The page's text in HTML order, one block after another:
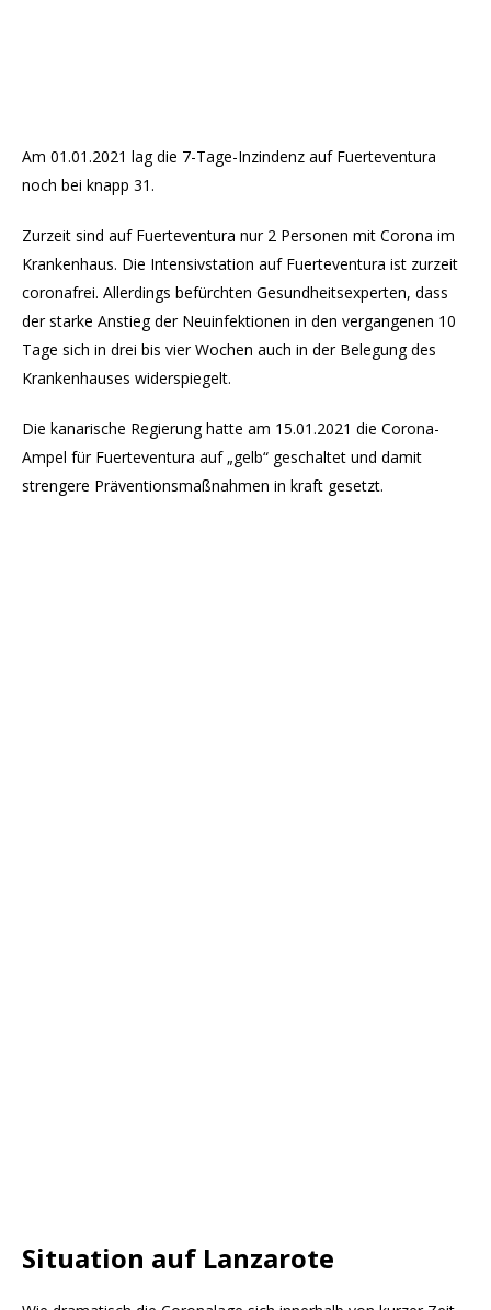
Am 01.01.2021 lag die 7-Tage-Inzindenz auf Fuerteventura
noch bei knapp 31.
Zurzeit sind auf Fuerteventura nur 2 Personen mit Corona im
Krankenhaus. Die Intensivstation auf Fuerteventura ist zurzeit
coronafrei. Allerdings befürchten Gesundheitsexperten, dass
der starke Anstieg der Neuinfektionen in den vergangenen 10
Tage sich in drei bis vier Wochen auch in der Belegung des
Krankenhauses widerspiegelt.
Die kanarische Regierung hatte am 15.01.2021 die Corona-
Ampel für Fuerteventura auf „gelb“ geschaltet und damit
strengere Präventionsmaßnahmen in kraft gesetzt.
Situation auf Lanzarote